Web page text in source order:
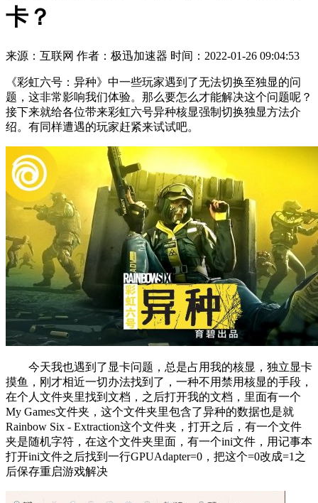
卡？
来源：互联网 作者：极迅加速器 时间：2022-01-26 09:04:53
《彩虹六号：异种》中一些玩家遇到了无法切换至独显的问
题，这非常影响我们体验。那么要怎么才能解决这个问题呢？
接下来就给各位带来彩虹六号异种核显强制切换独显方法介
绍。有同样遭遇的玩家赶紧来试试吧。
今天我也遇到了显卡问题，总是占用我的核显，独立显卡
摸鱼，刚才相近一切办法找到了，一种不用禁用核显的手段，
在个人文件夹里找到文档，之后打开我的文档，里面有一个
My Games文件夹，这个文件夹里包含了异种的数据也是就
Rainbow Six - Extraction这个文件夹，打开之后，有一个文件
夹是随机字符，在这个文件夹里面，有一个ini文件，用记事本
打开ini文件之后找到一行GPUAdapter=0，把这个=0改成=1之
后保存重启游戏解决